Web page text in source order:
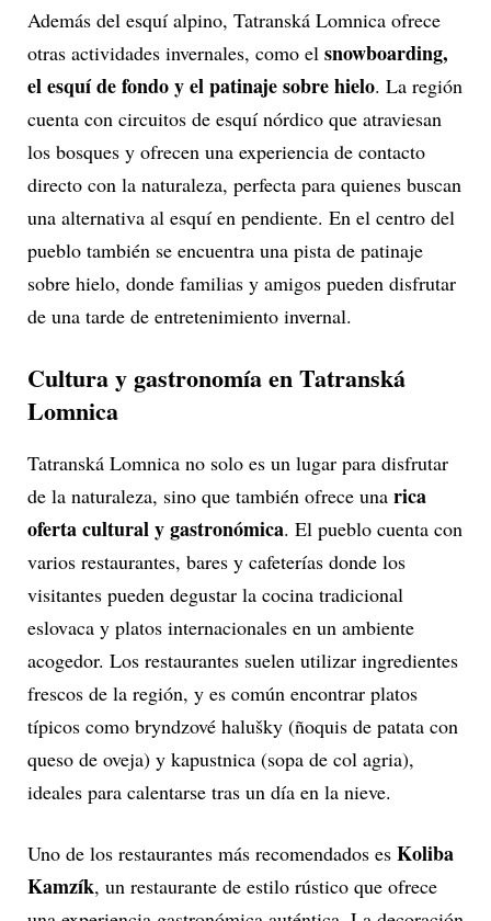
Además del esquí alpino, Tatranská Lomnica ofrece
otras actividades invernales, como el snowboarding,
el esquí de fondo y el patinaje sobre hielo. La región
cuenta con circuitos de esquí nórdico que atraviesan
los bosques y ofrecen una experiencia de contacto
directo con la naturaleza, perfecta para quienes buscan
una alternativa al esquí en pendiente. En el centro del
pueblo también se encuentra una pista de patinaje
sobre hielo, donde familias y amigos pueden disfrutar
de una tarde de entretenimiento invernal.
Cultura y gastronomía en Tatranská
Lomnica
Tatranská Lomnica no solo es un lugar para disfrutar
de la naturaleza, sino que también ofrece una rica
oferta cultural y gastronómica. El pueblo cuenta con
varios restaurantes, bares y cafeterías donde los
visitantes pueden degustar la cocina tradicional
eslovaca y platos internacionales en un ambiente
acogedor. Los restaurantes suelen utilizar ingredientes
frescos de la región, y es común encontrar platos
típicos como bryndzové halušky (ñoquis de patata con
queso de oveja) y kapustnica (sopa de col agria),
ideales para calentarse tras un día en la nieve.
Uno de los restaurantes más recomendados es Koliba
Kamzík, un restaurante de estilo rústico que ofrece